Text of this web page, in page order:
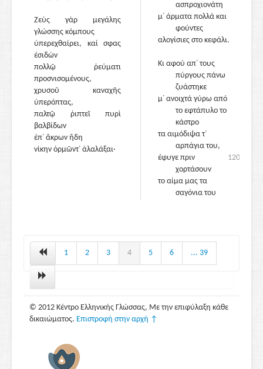
Ζεὺς γὰρ μεγάλης
γλώσσης κόμπους
ὑπερεχθαίρει, καί σφας
ἐσιδὼν
πολλῷ ῥεύματι
προσνισομένους,
χρυσοῦ καναχῆς
ὑπερόπτας,
παλτῷ ῥιπτεῖ πυρὶ
βαλβίδων
ἐπ᾽ ἄκρων ἤδη
νίκην ὁρμῶντ᾽ ἀλαλάξαι·
ασπροχιονάτη
μ᾽ άρματα πολλά και
φούντες
αλογίσιες στο κεφάλι.
Κι αφού απ᾽ τους
πύργους πάνω
ζυάστηκε
μ᾽ ανοιχτά γύρω από
το εφτάπυλο το
κάστρο
τα αιμόδιψα τ᾽
αρπάγια του,
120
έφυγε πριν
χορτάσουν
το αίμα μας τα
σαγόνια του
των πύργων τα
στεφάνια·
τέτοιος σάλαγος
Δράκοντα
1 2 3 4 5 6 ... 39
© 2012 Κέντρο Ελληνικής Γλώσσας, Με την επιφύλαξη κάθε
δικαιώματος. Επιστροφή στην αρχή ↑